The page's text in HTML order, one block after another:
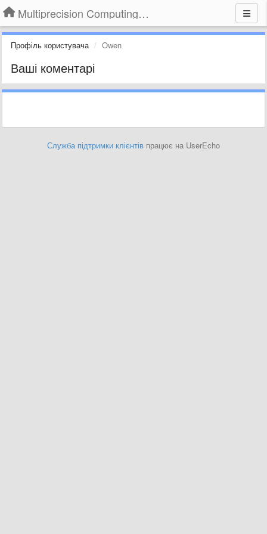
Multiprecision Computing Toolbox for MATLAB
Профіль користувача Owen
Ваші коментарі
Служба підтримки клієнтів працює на UserEcho